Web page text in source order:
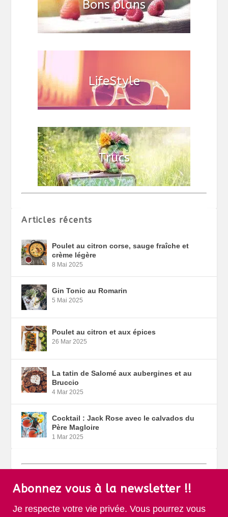
Articles récents
Poulet au citron corse, sauge fraîche et
crème légère
8 Mai 2025
Gin Tonic au Romarin
5 Mai 2025
Poulet au citron et aux épices
26 Mar 2025
La tatin de Salomé aux aubergines et au
Bruccio
4 Mar 2025
Cocktail : Jack Rose avec le calvados du
Père Magloire
1 Mar 2025
Abonnez vous à la newsletter !!
Je respecte votre vie privée. Vous pourrez vous